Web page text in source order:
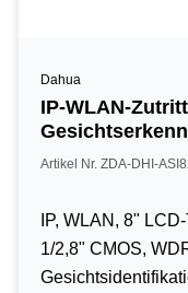
Dahua
IP-WLAN-
Artikel Nr. ZDA-DHI-
IP, WLAN, 8"
1/2,8" CMOS,